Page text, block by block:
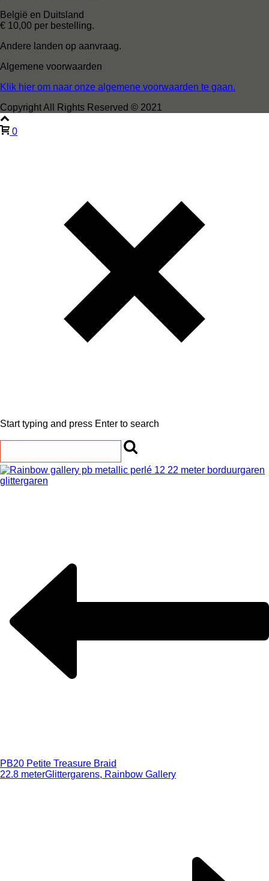
België en Duitsland
€ 10,00 per bestelling.
Andere landen op aanvraag.
Algemene voorwaarden
Klik hier om naar onze algemene voorwaarden te gaan.
Copyright All Rights Reserved © 2021
0
Start typing and press Enter to search
PB20 Petite Treasure Braid
22.8 meterGlittergarens, Rainbow Gallery